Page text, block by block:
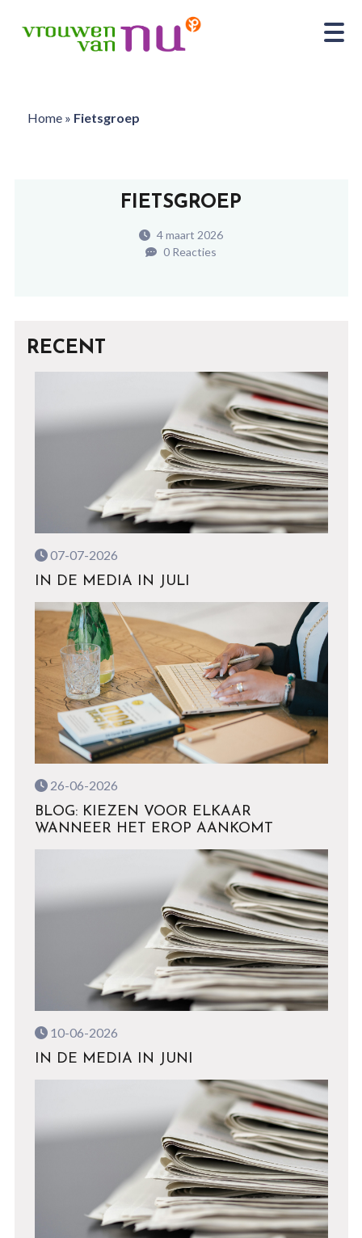
Home» Fietsgroep
FIETSGROEP
4 maart 2026
0 Reacties
RECENT
07-07-2026
IN DE MEDIA IN JULI
26-06-2026
BLOG: KIEZEN VOOR ELKAAR
WANNEER HET EROP AANKOMT
10-06-2026
IN DE MEDIA IN JUNI